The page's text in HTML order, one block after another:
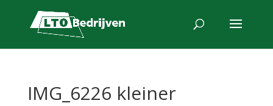
IMG_6226 kleiner